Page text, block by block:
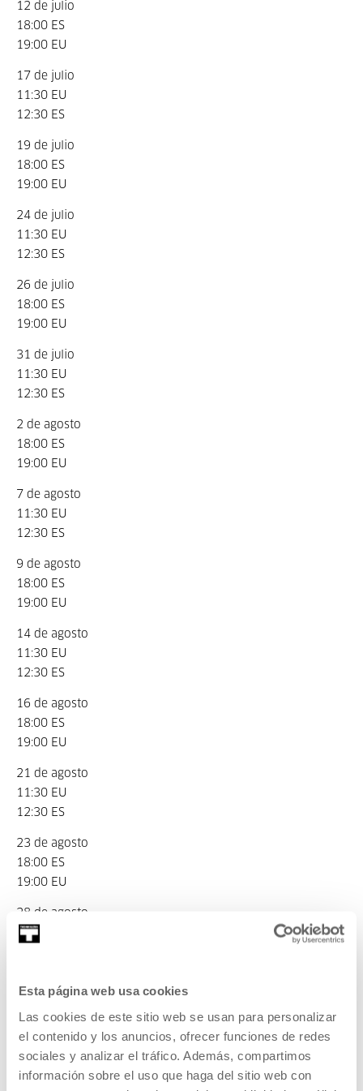
Esta página web usa cookies
Las cookies de este sitio web se usan para personalizar
el contenido y los anuncios, ofrecer funciones de redes
sociales y analizar el tráfico. Además, compartimos
información sobre el uso que haga del sitio web con
12 de julio
18:00 ES
19:00 EU
17 de julio
11:30 EU
12:30 ES
19 de julio
18:00 ES
19:00 EU
24 de julio
11:30 EU
12:30 ES
26 de julio
18:00 ES
19:00 EU
31 de julio
11:30 EU
12:30 ES
2 de agosto
18:00 ES
19:00 EU
7 de agosto
11:30 EU
12:30 ES
9 de agosto
18:00 ES
19:00 EU
14 de agosto
11:30 EU
12:30 ES
16 de agosto
18:00 ES
19:00 EU
21 de agosto
11:30 EU
12:30 ES
23 de agosto
18:00 ES
19:00 EU
28 de agosto
11:30 EU
30 de agosto
19:00 EU
4 de septiembre
11:30 EU